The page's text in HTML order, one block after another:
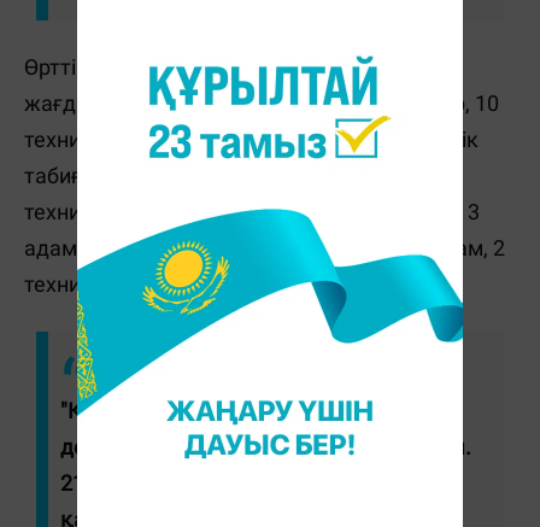
Өртті сөндіруге Атырау облыстық төтенше
жағдайлар департаментінен 31 қызметкер, 10
техника, 1 су көлігі, "Ақ Жайық" мемлекеттік
табиғи резерватынан 20 жұмысшы мен 5
техника, жергілікті атқарушы органдардан 3
адам, 3 техника, өзге мекемелерден 15 адам, 2
техника тартылған.
"Қазір Төтенше жағдайлар
департаментінде жедел штаб құрылды.
21 қыркүйекте таңғы сағат 07:00-де
қамыс өртін әуеден сөндіру